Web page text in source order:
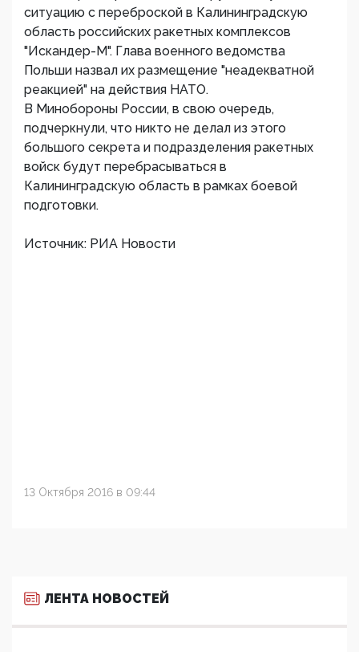
ситуацию с переброской в Калининградскую
область российских ракетных комплексов
"Искандер-М". Глава военного ведомства
Польши назвал их размещение "неадекватной
реакцией" на действия НАТО.
В Минобороны России, в свою очередь,
подчеркнули, что никто не делал из этого
большого секрета и подразделения ракетных
войск будут перебрасываться в
Калининградскую область в рамках боевой
подготовки.
Источник: РИА Новости
13 Октября 2016 в 09:44
ЛЕНТА НОВОСТЕЙ